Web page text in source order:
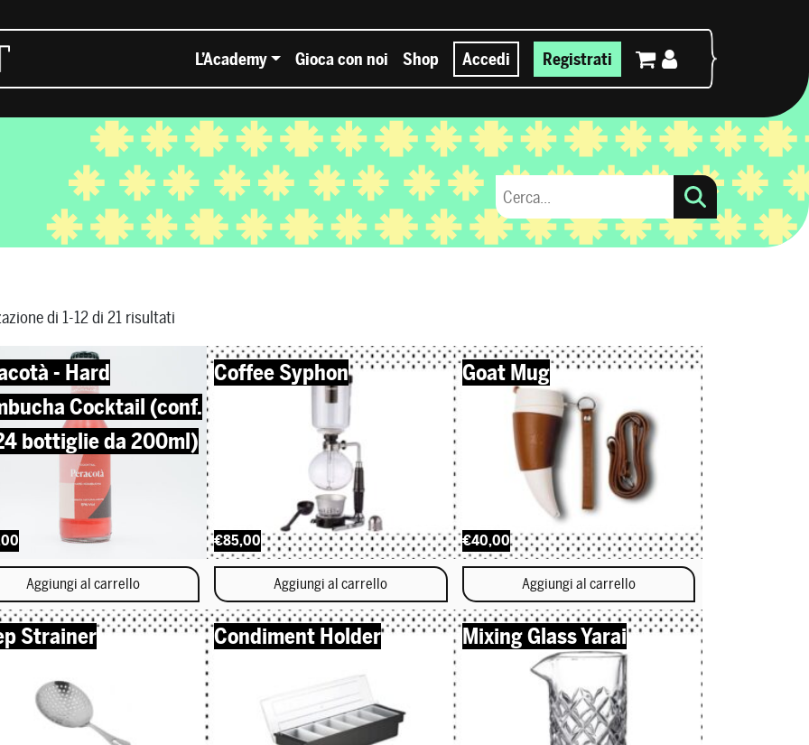
L’Academy Gioca con noi Shop Accedi Registrati
di 1-12 di 21 risultati
- Hard
Cocktail (conf.
bottiglie da 200ml)
Aggiungi al carrello
Coffee Syphon
€85,00
Aggiungi al carrello
Goat Mug
€40,00
Aggiungi al carrello
Strainer Condiment Holder Mixing Glass Yarai